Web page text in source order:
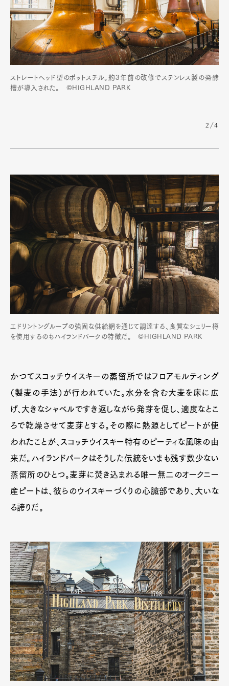
ストレートヘッド型のポットスチル。約3年前の改修でステンレス製の発酵
槽が導入された。 ©HIGHLAND PARK
2/4
エドリントングループの強固な供給網を通じて調達する、良質なシェリー樽
を使用するのもハイランドパークの特徴だ。 ©HIGHLAND PARK
かつてスコッチウイスキーの蒸留所ではフロアモルティング
（製麦の手法）が行われていた。水分を含む大麦を床に広
げ、大きなシャベルですき返しながら発芽を促し、適度なとこ
ろで乾燥させて麦芽とする。その際に熱源としてピートが使
われたことが、スコッチウイスキー特有のピーティな風味の由
来だ。ハイランドパークはそうした伝統をいまも残す数少ない
蒸留所のひとつ。麦芽に焚き込まれる唯一無二のオークニー
産ピートは、彼らのウイスキーづくりの心臓部であり、大いな
る誇りだ。